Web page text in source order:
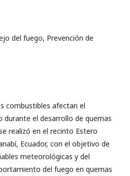
del fuego, Prevención de
combustibles afectan el
el desarrollo de quemas
realizó en el recinto Estero
Ecuador, con el objetivo de
meteorológicas y del
del fuego en quemas